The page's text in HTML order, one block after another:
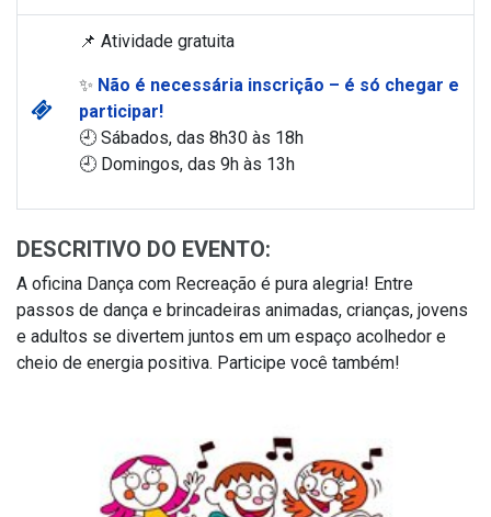
📌 Atividade gratuita
✨ Não é necessária inscrição – é só chegar e
participar!
🕘 Sábados, das 8h30 às 18h
🕘 Domingos, das 9h às 13h
DESCRITIVO DO EVENTO:
A oficina Dança com Recreação é pura alegria! Entre
passos de dança e brincadeiras animadas, crianças, jovens
e adultos se divertem juntos em um espaço acolhedor e
cheio de energia positiva. Participe você também!